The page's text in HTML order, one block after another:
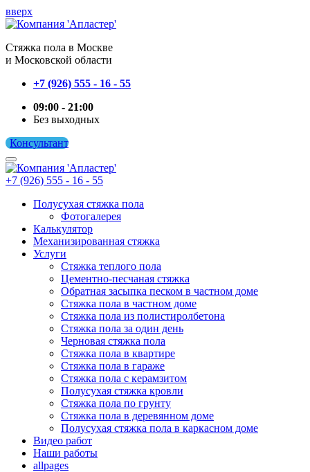
вверх
Cтяжка пола в Москве
и Московской области
+7 (926) 555 - 16 - 55
09:00 - 21:00
Без выходных
Консультант
+7 (926) 555 - 16 - 55
Полусухая стяжка пола
Фотогалерея
Калькулятор
Механизированная стяжка
Услуги
Стяжка теплого пола
Цементно-песчаная стяжка
Обратная засыпка песком в частном доме
Стяжка пола в частном доме
Стяжка пола из полистиролбетона
Стяжка пола за один день
Черновая стяжка пола
Стяжка пола в квартире
Стяжка пола в гараже
Стяжка пола с керамзитом
Полусухая стяжка кровли
Стяжка пола по грунту
Стяжка пола в деревянном доме
Полусухая стяжка пола в каркасном доме
Видео работ
Наши работы
allpages